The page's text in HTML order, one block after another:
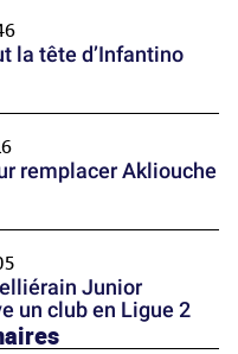
la tête d’Infantino
remplacer Akliouche
Junior
un club en Ligue 2